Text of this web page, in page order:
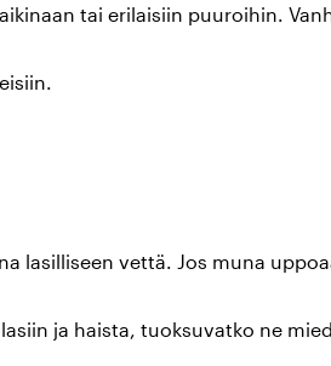
tai erilaisiin puuroihin.
lasilliseen vettä. Jos muna
ja haista, tuoksuvatko ne